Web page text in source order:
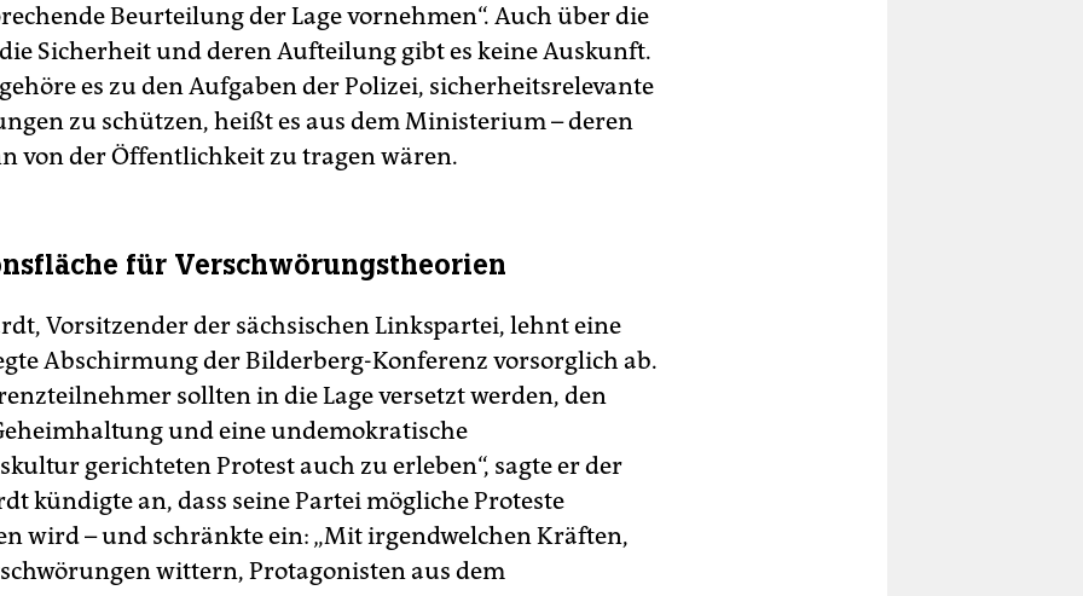
Beurteilung der Lage vornehmen“. Auch über die
Sicherheit und deren Aufteilung gibt es keine Auskunft.
es zu den Aufgaben der Polizei, sicherheitsrelevante
zu schützen, heißt es aus dem Ministerium – deren
von der Öffentlichkeit zu tragen wären.
für Verschwörungstheorien
Vorsitzender der sächsischen Linkspartei, lehnt eine
Abschirmung der Bilderberg-Konferenz vorsorglich ab.
sollten in die Lage versetzt werden, den
und eine undemokratische
gerichteten Protest auch zu erleben“, sagte er der
kündigte an, dass seine Partei mögliche Proteste
wird – und schränkte ein: „Mit irgendwelchen Kräften,
wittern, Protagonisten aus dem